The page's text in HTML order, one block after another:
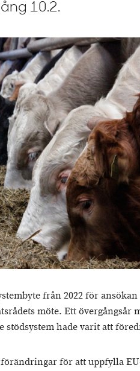
10.2.
från 2022 för
möte. Ett övergångsår
hade varit att
för att uppfylla